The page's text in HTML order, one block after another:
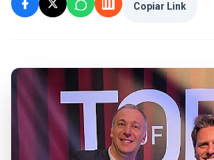
Copiar Link